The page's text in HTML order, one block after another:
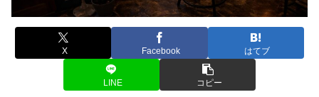
X Facebook はてブ
LINE コピー